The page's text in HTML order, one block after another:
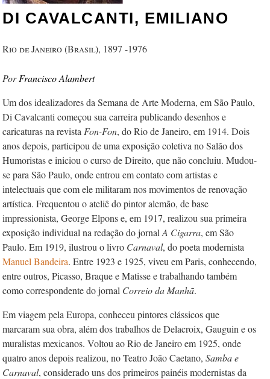
DI CAVALCANTI, EMILIANO
Rio de Janeiro (Brasil), 1897 -1976
Francisco Alambert
Um dos idealizadores da Semana de Arte Moderna, em São Paulo,
Di Cavalcanti começou sua carreira publicando desenhos e
caricaturas na revista Fon-Fon, do Rio de Janeiro, em 1914. Dois
anos depois, participou de uma exposição coletiva no Salão dos
Humoristas e iniciou o curso de Direito, que não concluiu. Mudou-
se para São Paulo, onde entrou em contato com artistas e
intelectuais que com ele militaram nos movimentos de renovação
artística. Frequentou o ateliê do pintor alemão, de base
impressionista, George Elpons e, em 1917, realizou sua primeira
exposição individual na redação do jornal A Cigarra, em São
Paulo. Em 1919, ilustrou o livro Carnaval, do poeta modernista
Manuel Bandeira. Entre 1923 e 1925, viveu em Paris, conhecendo,
entre outros, Picasso, Braque e Matisse e trabalhando também
como correspondente do jornal Correio da Manhã.
Em viagem pela Europa, conheceu pintores clássicos que
marcaram sua obra, além dos trabalhos de Delacroix, Gauguin e os
muralistas mexicanos. Voltou ao Rio de Janeiro em 1925, onde
quatro anos depois realizou, no Teatro João Caetano, Samba e
Carnaval, considerado uns dos primeiros painéis modernistas da